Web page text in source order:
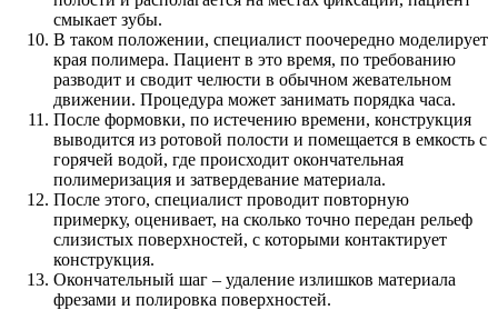
смыкает зубы.
В таком положении, специалист поочередно моделирует
края полимера. Пациент в это время, по требованию
разводит и сводит челюсти в обычном жевательном
движении. Процедура может занимать порядка часа.
После формовки, по истечению времени, конструкция
выводится из ротовой полости и помещается в емкость с
горячей водой, где происходит окончательная
полимеризация и затвердевание материала.
После этого, специалист проводит повторную
примерку, оценивает, на сколько точно передан рельеф
слизистых поверхностей, с которыми контактирует
конструкция.
Окончательный шаг – удаление излишков материала
фрезами и полировка поверхностей.